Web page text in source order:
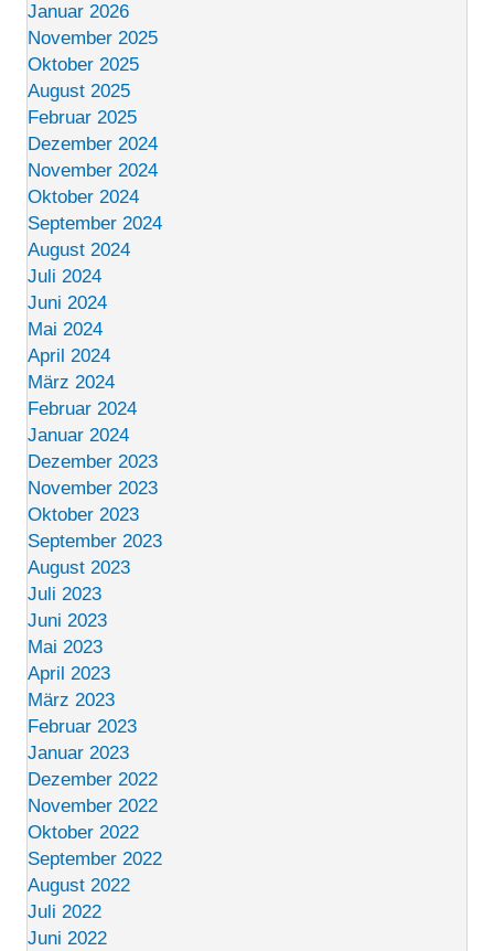
Januar 2026
November 2025
Oktober 2025
August 2025
Februar 2025
Dezember 2024
November 2024
Oktober 2024
September 2024
August 2024
Juli 2024
Juni 2024
Mai 2024
April 2024
März 2024
Februar 2024
Januar 2024
Dezember 2023
November 2023
Oktober 2023
September 2023
August 2023
Juli 2023
Juni 2023
Mai 2023
April 2023
März 2023
Februar 2023
Januar 2023
Dezember 2022
November 2022
Oktober 2022
September 2022
August 2022
Juli 2022
Juni 2022